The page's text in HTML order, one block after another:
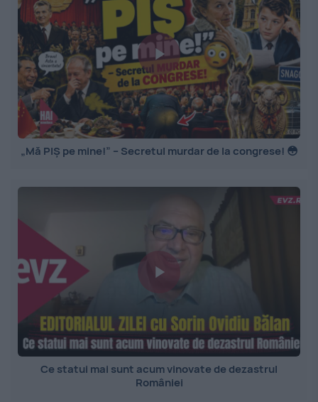
„Mă PIȘ pe mine!” – Secretul murdar de la congrese! 😳
Ce statui mai sunt acum vinovate de dezastrul
României